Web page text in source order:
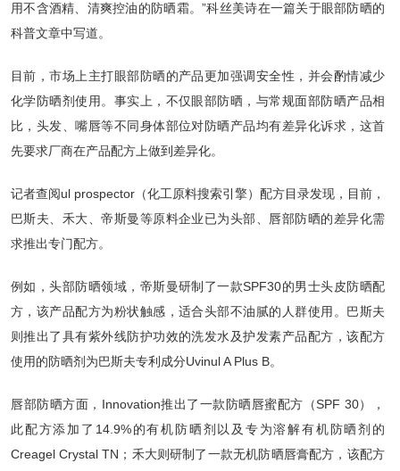
用不含酒精、清爽控油的防晒霜。”科丝美诗在一篇关于眼部防晒的
科普文章中写道。
目前，市场上主打眼部防晒的产品更加强调安全性，并会酌情减少
化学防晒剂使用。事实上，不仅眼部防晒，与常规面部防晒产品相
比，头发、嘴唇等不同身体部位对防晒产品均有差异化诉求，这首
先要求厂商在产品配方上做到差异化。
记者查阅ul prospector（化工原料搜索引擎）配方目录发现，目前，
巴斯夫、禾大、帝斯曼等原料企业已为头部、唇部防晒的差异化需
求推出专门配方。
例如，头部防晒领域，帝斯曼研制了一款SPF30的男士头皮防晒配
方，该产品配方为粉状触感，适合头部不油腻的人群使用。巴斯夫
则推出了具有紫外线防护功效的洗发水及护发素产品配方，该配方
使用的防晒剂为巴斯夫专利成分Uvinul A Plus B。
唇部防晒方面，Innovation推出了一款防晒唇蜜配方（SPF 30），
此配方添加了14.9%的有机防晒剂以及专为溶解有机防晒剂的
Creagel Crystal TN；禾大则研制了一款无机防晒唇膏配方，该配方